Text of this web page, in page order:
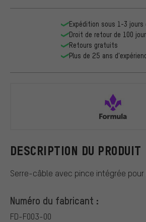
DESCRIPTION DU PRODUIT
Serre-câble avec pince intégrée
Numéro du fabricant :
FD-F003-00
Expédition sous 1-3 jours
Droit de retour de 100
Retours gratuits
Plus de 25 ans